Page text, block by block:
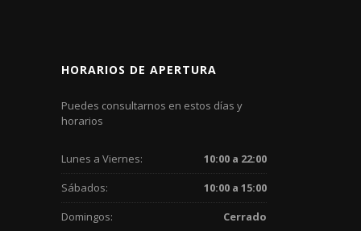
HORARIOS DE APERTURA
Puedes consultarnos en estos días y
horarios
Lunes a Viernes:
10:00 a 22:00
Sábados:
10:00 a 15:00
Domingos:
Cerrado